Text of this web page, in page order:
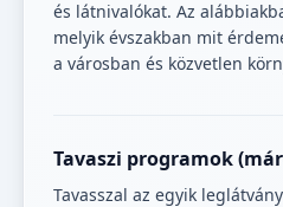
és látnivalókat. Az
melyik évszakban mit
a városban és közvetlen
Tavaszi programok
Tavasszal az egyik